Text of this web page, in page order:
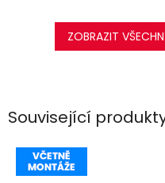
Související
ZOBRAZIT